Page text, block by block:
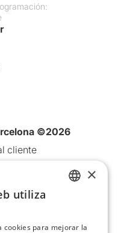
©2026
cliente
de uso
×
utiliza
cookies para mejorar la